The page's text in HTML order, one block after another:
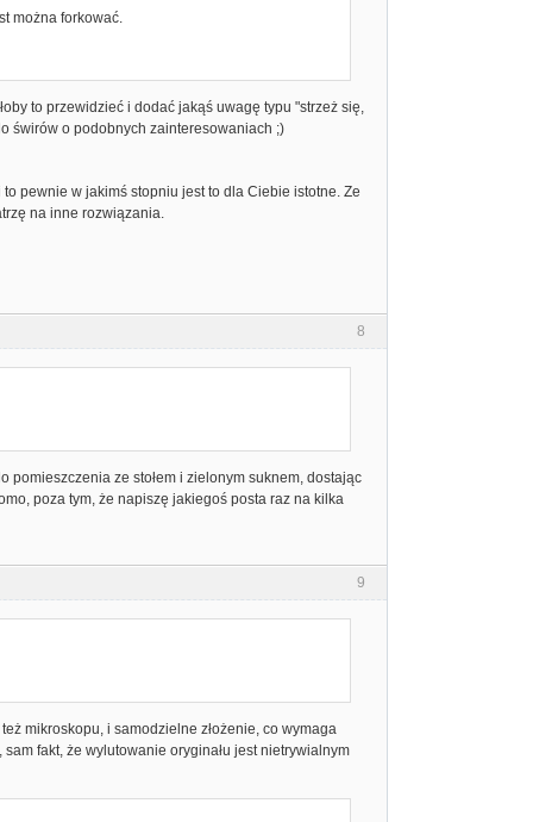
można forkować.
to przewidzieć i dodać jakąś uwagę typu "strzeż się,
świrów o podobnych zainteresowaniach ;)
pewnie w jakimś stopniu jest to dla Ciebie istotne. Ze
na inne rozwiązania.
8
pomieszczenia ze stołem i zielonym suknem, dostając
poza tym, że napiszę jakiegoś posta raz na kilka
9
mikroskopu, i samodzielne złożenie, co wymaga
fakt, że wylutowanie oryginału jest nietrywialnym